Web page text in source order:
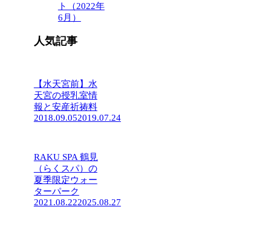
ト（2022年
6月）
人気記事
【水天宮前】水
天宮の授乳室情
報と安産祈祷料
2018.09.052019.07.24
RAKU SPA 鶴見
（らくスパ）の
夏季限定ウォー
ターパーク
2021.08.222025.08.27